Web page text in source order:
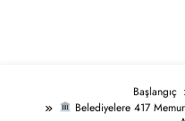
Başlangıç
Belediyelere 417